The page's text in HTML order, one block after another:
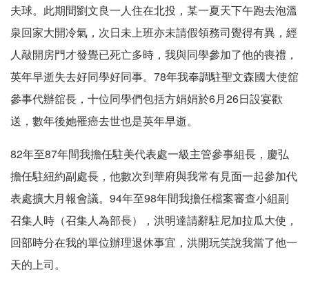
夫球。此期間劉文良一人住在北投，某一夏天下午跑去泡溫
泉回家大開冷氣，次日未上班亦未請假領務司覺得有異，經
人敲開房門才發覺已死亡多時，我與同學參加了他的喪禮，
英年早逝失去好同學好同事。78年我奉調駐聖文森國大使舘
參事代辦舘長，十位同學們包括方娟娟於6月26日設宴歡
送，數年後她罹癌去世也是英年早逝。
82年至87年間我擔任駐美代表處一級主管參事組長，慶弘
擔任駐紐約副處長，他數次到華府與我常有見面一起參加代
表處擴大月報會議。94年至98年間我擔任檔案審查小組副
召集人時（召集人為部長），洪明達請辭駐尼加拉瓜大使，
回部時分在我的單位辦理退休事宜，洪開玩笑說我當了他一
天的上司。